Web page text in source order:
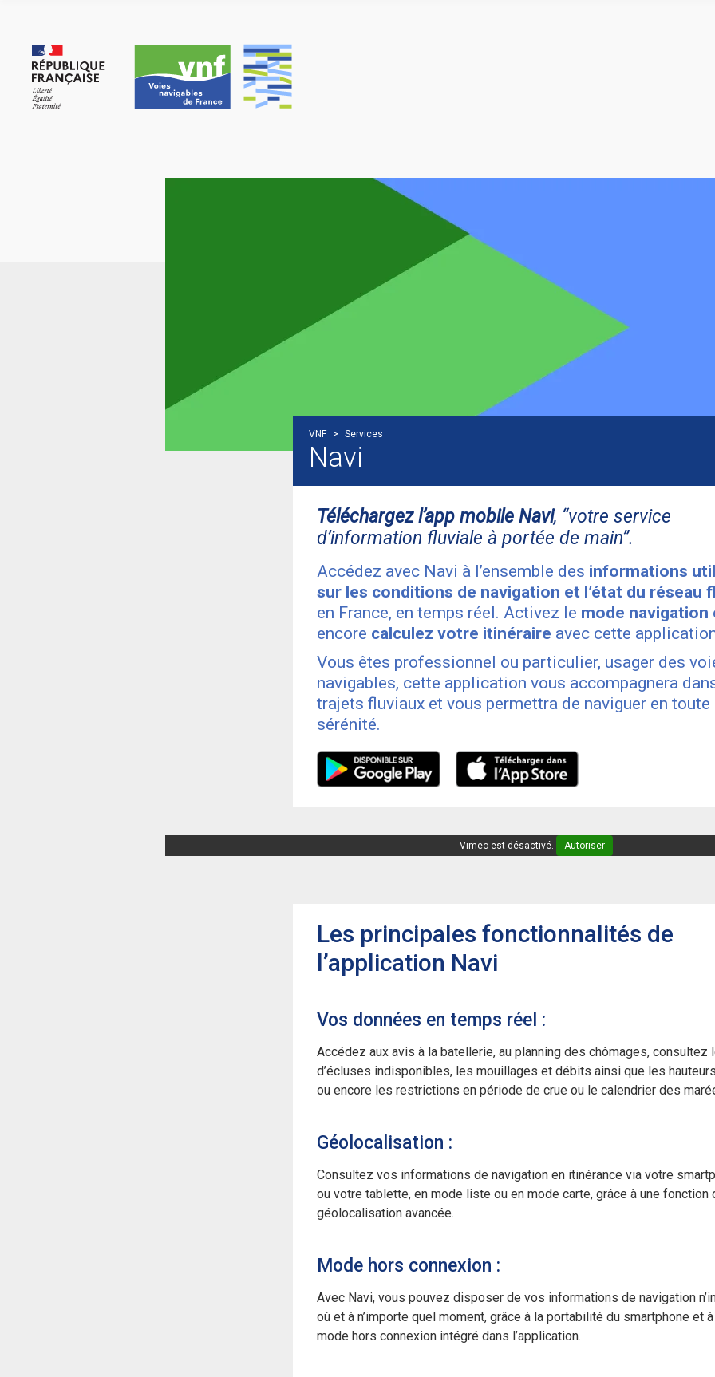
VNF > Services
Navi
Téléchargez l’app mobile Navi, “votre service
d’information fluviale à portée de main”.
Accédez avec Navi à l’ensemble des informations
sur les conditions de navigation et l’état du réseau
en France, en temps réel. Activez le mode navigation
encore calculez votre itinéraire avec cette
Vous êtes professionnel ou particulier, usager des
navigables, cette application vous accompagnera
trajets fluviaux et vous permettra de naviguer en toute
sérénité.
Vimeo est désactivé. Autoriser
Les principales fonctionnalités de
l’application Navi
Vos données en temps réel :
Accédez aux avis à la batellerie, au planning des chômages, consultez
d’écluses indisponibles, les mouillages et débits ainsi que les
ou encore les restrictions en période de crue ou le calendrier des
Géolocalisation :
Consultez vos informations de navigation en itinérance via votre
ou votre tablette, en mode liste ou en mode carte, grâce à une fonction
géolocalisation avancée.
Mode hors connexion :
Avec Navi, vous pouvez disposer de vos informations de navigation
où et à n’importe quel moment, grâce à la portabilité du smartphone et à
mode hors connexion intégré dans l’application.